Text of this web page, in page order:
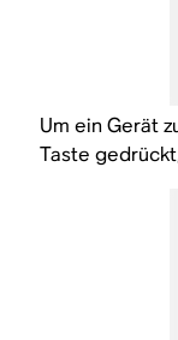
Um ein Gerät
Taste